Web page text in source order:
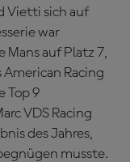
Vietti sich auf
war
Mans auf Platz 7,
Racing
Top 9
VDS Racing
des Jahres,
musste.